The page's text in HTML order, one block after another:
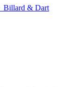
Billard & Dart